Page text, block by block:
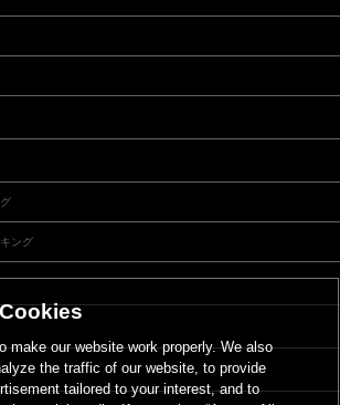
ング
make our website work properly. We also
the traffic of our website, to provide
tailored to your interest, and to